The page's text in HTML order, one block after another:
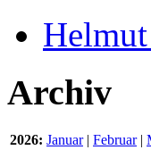
Archiv
2026: Januar| Februar|